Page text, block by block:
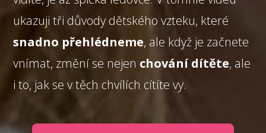
ukazuji tři důvody dětského vzteku, které
snadno přehlédneme, ale když je začnete
vnímat, změní se nejen chování dítěte, ale
i to, jak se v těch chvílích cítíte vy.